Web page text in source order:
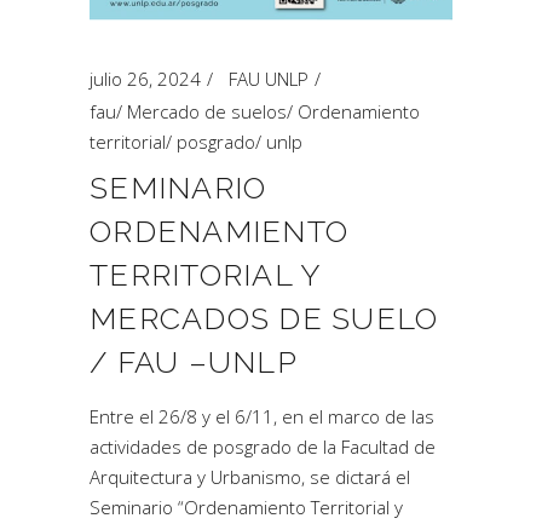
julio 26, 2024
FAU UNLP
fau/ Mercado de suelos/ Ordenamiento
territorial/ posgrado/ unlp
SEMINARIO
ORDENAMIENTO
TERRITORIAL Y
MERCADOS DE SUELO
/ FAU –UNLP
Entre el 26/8 y el 6/11, en el marco de las
actividades de posgrado de la Facultad de
Arquitectura y Urbanismo, se dictará el
Seminario “Ordenamiento Territorial y